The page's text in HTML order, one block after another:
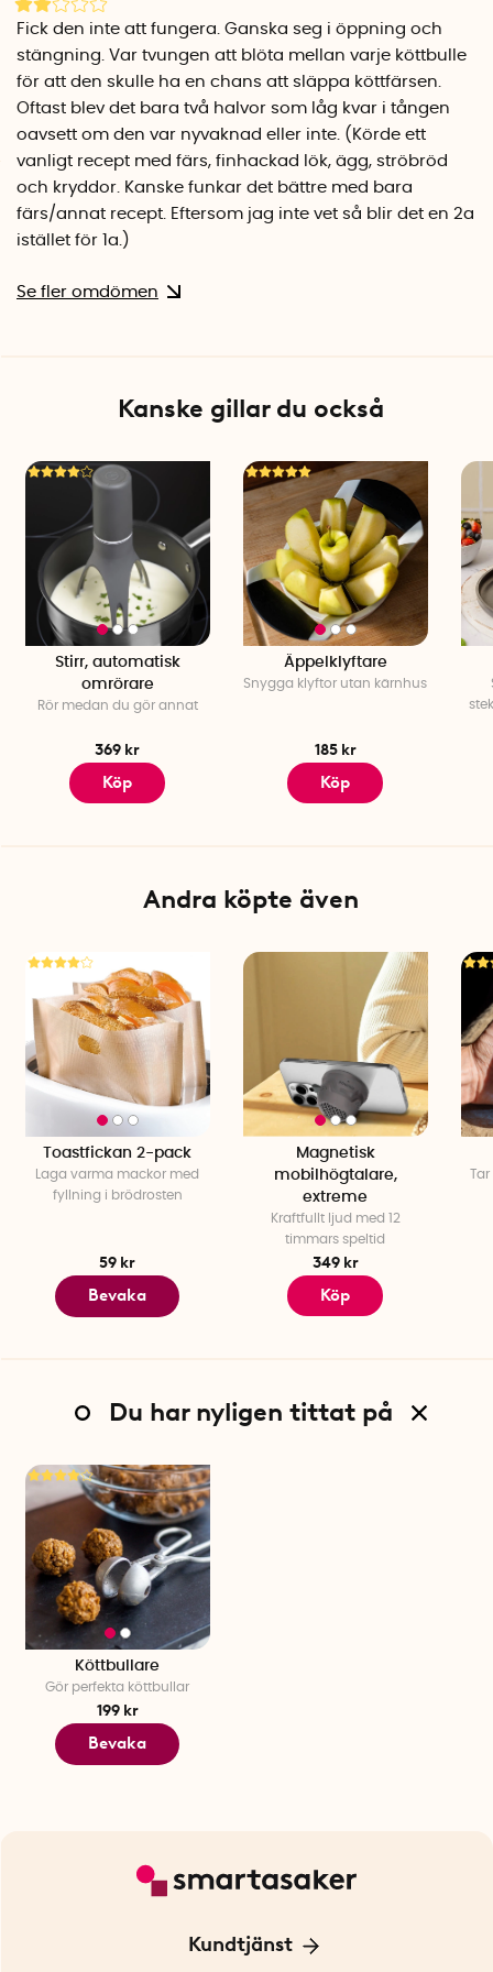
Fick den inte att fungera. Ganska seg i öppning och
stängning. Var tvungen att blöta mellan varje köttbulle
för att den skulle ha en chans att släppa köttfärsen.
Oftast blev det bara två halvor som låg kvar i tången
oavsett om den var nyvaknad eller inte. (Körde ett
vanligt recept med färs, finhackad lök, ägg, ströbröd
och kryddor. Kanske funkar det bättre med bara
färs/annat recept. Eftersom jag inte vet så blir det en 2a
istället för 1a.)
Se fler omdömen
Kanske gillar du också
Stirr, automatisk
omrörare
Rör medan du gör annat
369 kr
Köp
Äppelklyftare
Snygga klyftor utan kärnhus
185 kr
Köp
Andra köpte även
Toastfickan 2-pack
Laga varma mackor med
fyllning i brödrosten
59 kr
Bevaka
Magnetisk
mobilhögtalare,
extreme
Kraftfullt ljud med 12
timmars speltid
349 kr
Köp
Du har nyligen tittat på
Köttbullare
Gör perfekta köttbullar
199 kr
Bevaka
Kundtjänst